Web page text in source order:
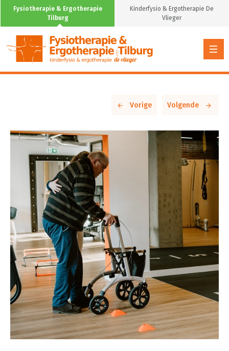
Fysiotherapie & Ergotherapie
Tilburg
Kinderfysio & Ergotherapie De
Vlieger
Vorige Volgende